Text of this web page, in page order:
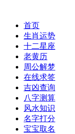
首页
生肖运势
十二星座
老黄历
周公解梦
在线求签
吉凶查询
八字测算
风水知识
名字打分
宝宝取名